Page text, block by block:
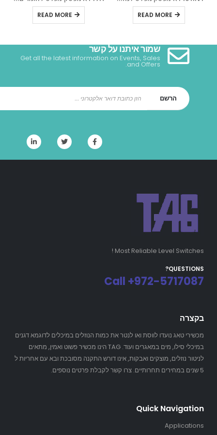
READ MORE
READ MORE
שמור איתנו על קשר
Get all the latest information on Events, Sales
and Offers.
Most Reliable Level Switches !
QUESTIONS?
Call +972-5717087
בקצרה
מכשירי טאג נועדו לווסת ואו לנטר את כמות הנוזלים במיכלים לדוגמא דגנים
במיכלי סילו, מים במאגרים ועוד. TAG הינו מכשיר פשוט ואמין, מתאים
לניטור נוזלים, מוצקים ואבקות, אינו דורש התקנה מסובכת ובא עם אחריות ל
5 שנים במחירים תחרותיים. צרו קשר לקבלת פרטים נוספים.
Quick Navigation
Applications